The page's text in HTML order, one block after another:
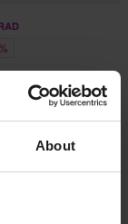
About
2 Recensioner
CORAX och